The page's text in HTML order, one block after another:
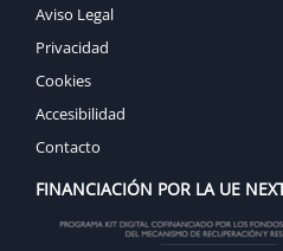
Aviso Legal
Privacidad
Cookies
Accesibilidad
Contacto
FINANCIACIÓN POR LA UE